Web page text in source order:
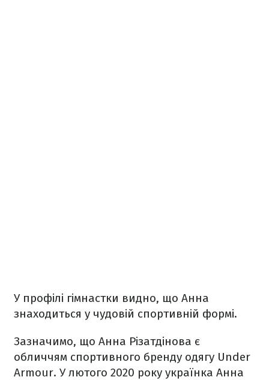
У профілі гімнастки видно, що Анна
знаходиться у чудовій спортивній формі.
Зазначимо, що Анна Різатдінова є
обличчям спортивного бренду одягу Under
Armour. У лютого 2020 року українка Анна